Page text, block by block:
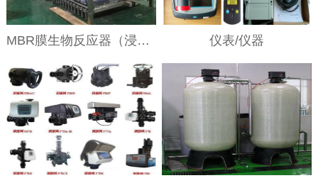
MBR膜生物反应器（浸没式超滤） 仪表/仪器